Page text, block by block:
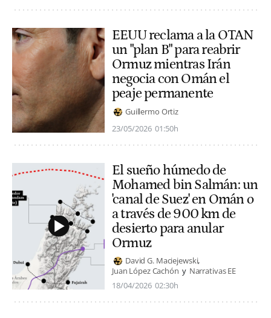
EEUU reclama a la OTAN
un "plan B" para reabrir
Ormuz mientras Irán
negocia con Omán el
peaje permanente
Guillermo Ortiz
23/05/2026 01:50h
El sueño húmedo de
Mohamed bin Salmán: un
'canal de Suez' en Omán o
a través de 900 km de
desierto para anular
Ormuz
David G. Maciejewski
Juan López Cachón
Narrativas EE
18/04/2026 02:30h